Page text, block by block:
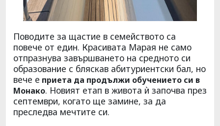
Поводите за щастие в семейството са
повече от един. Красивата Марая не само
отпразнува завършването на средното си
образование с бляскав абитуриентски бал, но
вече е приета да продължи обучението си в
Монако. Новият етап в живота ѝ започва през
септември, когато ще замине, за да
преследва мечтите си.